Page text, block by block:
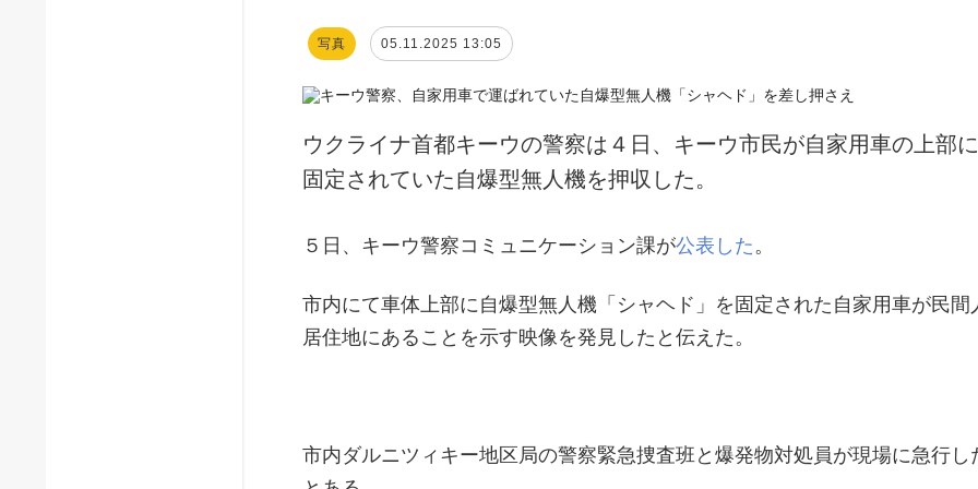
写真 05.11.2025 13:05
ウクライナ首都キーウの警察は４日、キーウ市民が自家用車の上部に
固定されていた自爆型無人機を押収した。
５日、キーウ警察コミュニケーション課が公表した 。
市内にて車体上部に自爆型無人機「シャヘド」を固定された自家用車が民間
居住地にあることを示す映像を発見したと伝えた。
市内ダルニツィキー地区局の警察緊急捜査班と爆発物対処員が現場に急行し